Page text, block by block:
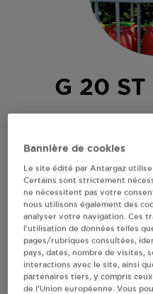
G 20 ST
S'Y
RECEVOIR LES
Bannière de cookies
Le site édité par Antargaz
Certains sont strictement
ne nécessitent pas votre
nous utilisons également des
analyser votre navigation. Ces
l’utilisation de données telles
pages/rubriques consultées,
pays, dates, nombre de visites,
interactions avec le site, ainsi
partenaires tiers, y compris
de l’Union européenne. Vous